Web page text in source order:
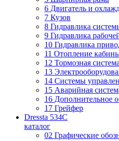
6 Двигатель и
7 Кузов
8 Гидравлика
9 Гидравлика
10 Гидравлика
11 Отопление
12 Тормозная система
13
14 Системы
15 Аварийная
16 Дополнительное
17 Грейфер
Dressta 534C
каталог
02 Графические